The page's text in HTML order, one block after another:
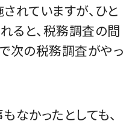
れていますが、ひと
ると、税務調査の間
次の税務調査がやっ
なかったとしても、